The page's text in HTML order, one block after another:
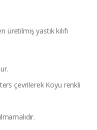
yastık kılıfı
çevrilerek Koyu renkli